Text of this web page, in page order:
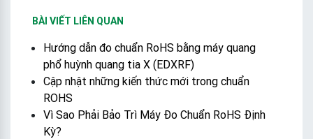
BÀI VIẾT LIÊN QUAN
Hướng dẫn đo chuẩn RoHS bằng máy quang
phổ huỳnh quang tia X (EDXRF)
Cập nhật những kiến thức mới trong chuẩn
ROHS
Vì Sao Phải Bảo Trì Máy Đo Chuẩn RoHS Định
Kỳ?